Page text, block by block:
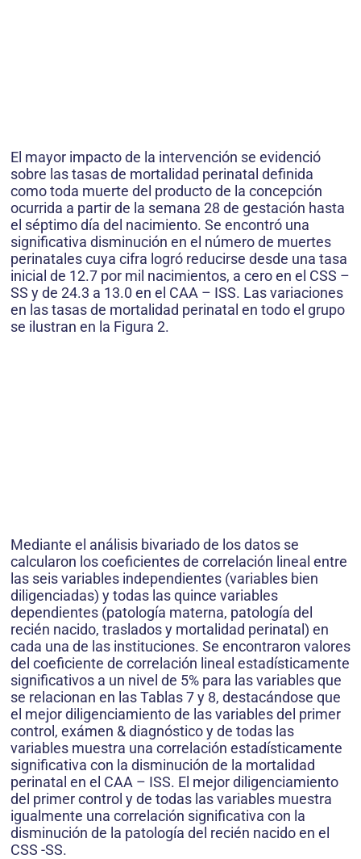
El mayor impacto de la intervención se evidenció
sobre las tasas de mortalidad perinatal definida
como toda muerte del producto de la concepción
ocurrida a partir de la semana 28 de gestación hasta
el séptimo día del nacimiento. Se encontró una
significativa disminución en el número de muertes
perinatales cuya cifra logró reducirse desde una tasa
inicial de 12.7 por mil nacimientos, a cero en el CSS –
SS y de 24.3 a 13.0 en el CAA – ISS. Las variaciones
en las tasas de mortalidad perinatal en todo el grupo
se ilustran en la Figura 2.
Mediante el análisis bivariado de los datos se
calcularon los coeficientes de correlación lineal entre
las seis variables independientes (variables bien
diligenciadas) y todas las quince variables
dependientes (patología materna, patología del
recién nacido, traslados y mortalidad perinatal) en
cada una de las instituciones. Se encontraron valores
del coeficiente de correlación lineal estadísticamente
significativos a un nivel de 5% para las variables que
se relacionan en las Tablas 7 y 8, destacándose que
el mejor diligenciamiento de las variables del primer
control, exámen & diagnóstico y de todas las
variables muestra una correlación estadísticamente
significativa con la disminución de la mortalidad
perinatal en el CAA – ISS. El mejor diligenciamiento
del primer control y de todas las variables muestra
igualmente una correlación significativa con la
disminución de la patología del recién nacido en el
CSS -SS.